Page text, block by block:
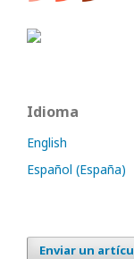
Idioma
English
Español (España)
Enviar un